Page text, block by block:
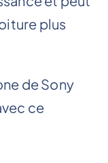
plus
de Sony
ce